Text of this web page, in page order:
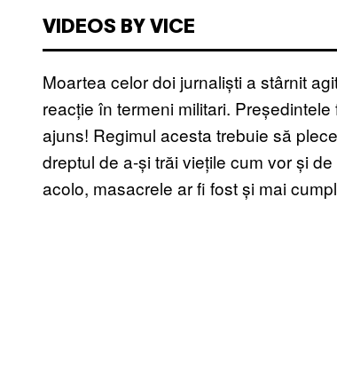
VIDEOS BY VICE
Moartea celor doi jurnaliști a stârnit
reacție în termeni militari.
ajuns! Regimul acesta trebuie să
dreptul de a-și trăi viețile cum vor și
acolo, masacrele ar fi fost și mai